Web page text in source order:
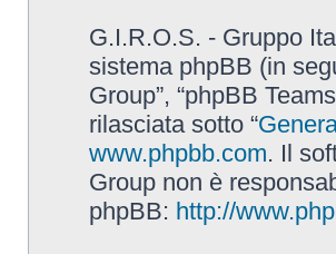
G.I.R.O.S. - Gruppo
sistema phpBB (in
Group”, “phpBB
rilasciata sotto “
www.phpbb.com. Il
Group non è
phpBB: http://